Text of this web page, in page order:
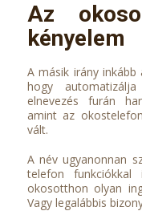
Az
kényelem
A másik irány inkább
hogy
elnevezés furán
amint az
vált.
A név ugyanonnan
telefon
okosotthon olyan
Vagy legalábbis